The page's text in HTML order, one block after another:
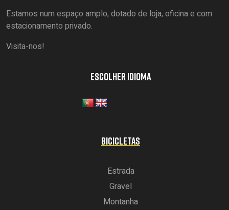
Estamos num espaço amplo, dotado de loja, oficina e com
estacionamento privado.
Visita-nos!
ESCOLHER IDIOMA
BICICLETAS
Estrada
Gravel
Montanha